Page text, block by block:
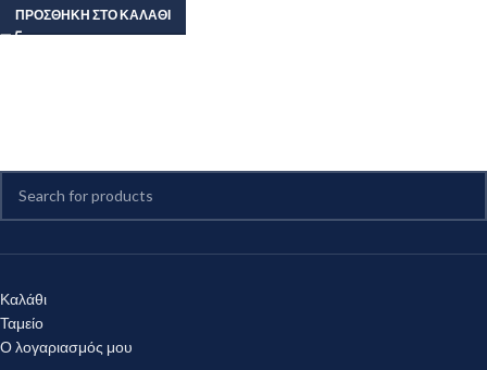
ΠΡΟΣΘΉΚΗ ΣΤΟ ΚΑΛΆΘΙ
Καλάθι
Ταμείο
Ο λογαριασμός μου